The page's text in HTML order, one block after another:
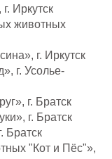
Иркутск
животных
г. Иркутск
г. Усолье-
г. Братск
г. Братск
Братск
"Кот и Пёс"»,